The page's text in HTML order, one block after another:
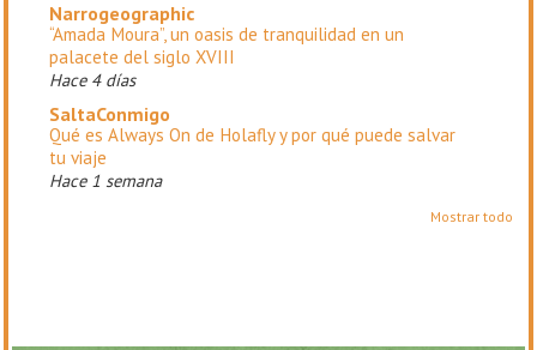
Narrogeographic
“Amada Moura”, un oasis de tranquilidad en un
palacete del siglo XVIII
Hace 4 días
SaltaConmigo
Qué es Always On de Holafly y por qué puede salvar
tu viaje
Hace 1 semana
Mostrar todo